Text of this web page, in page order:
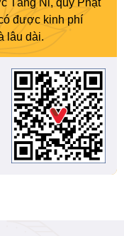
được kinh phí
lâu dài.